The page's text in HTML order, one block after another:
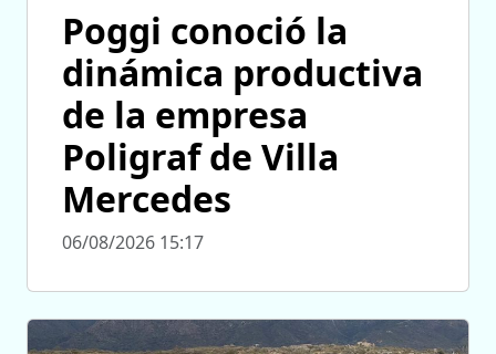
Poggi conoció la
dinámica productiva
de la empresa
Poligraf de Villa
Mercedes
06/08/2026 15:17